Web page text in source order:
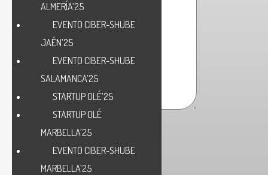
ALMERÍA’25
EVENTO CIBER-SHUBE
JAÉN’25
EVENTO CIBER-SHUBE
SALAMANCA’25
STARTUP OLÉ’25
STARTUP OLÉ
MARBELLA’25
EVENTO CIBER-SHUBE
MARBELLA’25